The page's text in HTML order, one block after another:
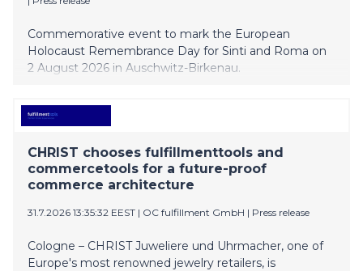
Commemorative event to mark the European
Holocaust Remembrance Day for Sinti and Roma on
2 August 2026 in Auschwitz-Birkenau.
CHRIST chooses fulfillmenttools and
commercetools for a future-proof
commerce architecture
31.7.2026 13:35:32 EEST | OC fulfillment GmbH | Press release
Cologne – CHRIST Juweliere und Uhrmacher, one of
Europe's most renowned jewelry retailers, is